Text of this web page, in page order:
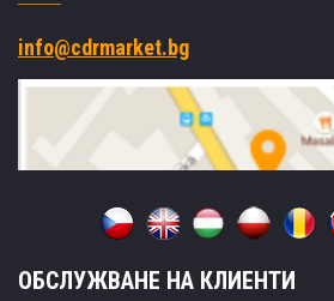
info@cdrmarket.bg
ОБСЛУЖВАНЕ НА КЛИЕНТИ